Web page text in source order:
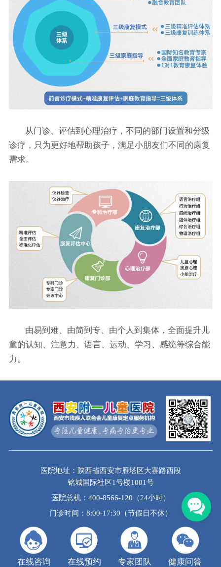
从门诊、评估到心理治疗，不同的部门设置和分级
诊疗，只为更好地帮助孩子，满足小朋友们不同的康复
需求。
由易到难、由简到专、由个人到集体，全面提升儿
童的认知、注意力、语言、运动、学习、感统等综合能
力。
医院地址：陕西省西安市雁塔区大寨路西段
铭城国际社区1号楼1001号
医院总机：400-8566-120（24小时）
门诊时间：8:00-17:30（节假日不休）
在线咨询 在线预约 专家团队 健康问答